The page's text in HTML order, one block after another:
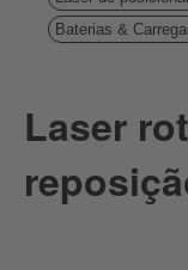
Baterias &
Laser